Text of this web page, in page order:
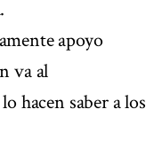
apoyo
va al
hacen saber a los